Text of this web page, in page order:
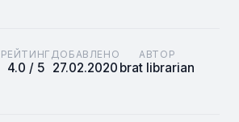
РЕЙТИНГ
4.0 / 5
ДОБАВЛЕНО
27.02.2020
АВТОР
brat librarian